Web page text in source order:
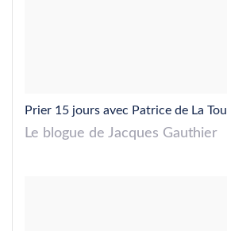
Prier 15 jours avec Patrice de La
Le blogue de Jacques Gauthier